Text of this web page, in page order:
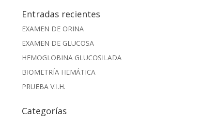
Entradas recientes
EXAMEN DE ORINA
EXAMEN DE GLUCOSA
HEMOGLOBINA GLUCOSILADA
BIOMETRÍA HEMÁTICA
PRUEBA V.I.H.
Categorías